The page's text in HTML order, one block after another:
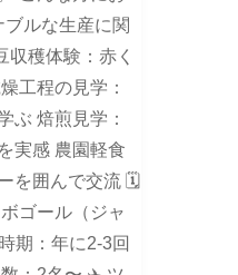
ルな生産に関
収穫体験：赤く
工程の見学：
ぶ 焙煎見学：
実感 農園軽食
を囲んで交流 🗓
ゴール（ジャ
期：年に2-3回